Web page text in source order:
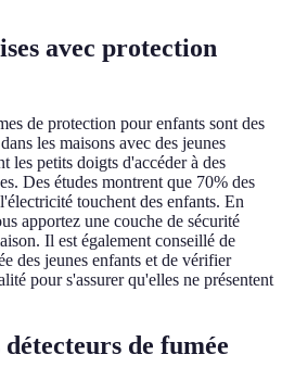
avec protection
de protection pour enfants sont des
les maisons avec des jeunes
les petits doigts d'accéder à des
Des études montrent que 70% des
touchent des enfants. En
apportez une couche de sécurité
Il est également conseillé de
des jeunes enfants et de vérifier
pour s'assurer qu'elles ne présentent
de fumée